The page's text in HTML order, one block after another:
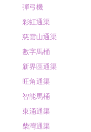
彈弓機
彩虹通渠
慈雲山通渠
數字馬桶
新界區通渠
旺角通渠
智能馬桶
東涌通渠
柴灣通渠